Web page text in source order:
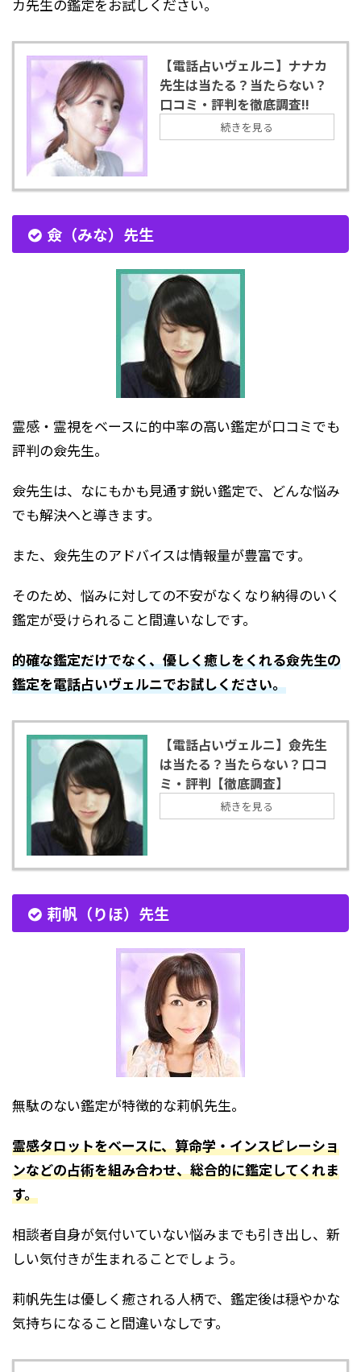
カ先生の鑑定をお試しください。
【電話占いヴェルニ】ナナカ
先生は当たる？当たらない？
口コミ・評判を徹底調査!!
続きを見る
僉（みな）先生
霊感・霊視をベースに的中率の高い鑑定が口コミでも
評判の僉先生。
僉先生は、なにもかも見通す鋭い鑑定で、どんな悩み
でも解決へと導きます。
また、僉先生のアドバイスは情報量が豊富です。
そのため、悩みに対しての不安がなくなり納得のいく
鑑定が受けられること間違いなしです。
的確な鑑定だけでなく、優しく癒しをくれる僉先生の
鑑定を電話占いヴェルニでお試しください。
【電話占いヴェルニ】僉先生
は当たる？当たらない？口コ
ミ・評判【徹底調査】
続きを見る
莉帆（りほ）先生
無駄のない鑑定が特徴的な莉帆先生。
霊感タロットをベースに、算命学・インスピレーショ
ンなどの占術を組み合わせ、総合的に鑑定してくれま
す。
相談者自身が気付いていない悩みまでも引き出し、新
しい気付きが生まれることでしょう。
莉帆先生は優しく癒される人柄で、鑑定後は穏やかな
気持ちになること間違いなしです。